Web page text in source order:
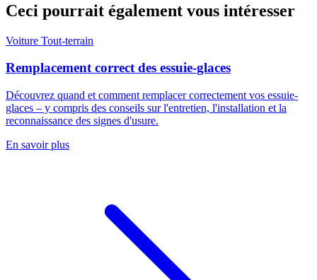
Ceci pourrait également vous intéresser
Voiture Tout-terrain
Remplacement correct des essuie-glaces
Découvrez quand et comment remplacer correctement vos essuie-
glaces – y compris des conseils sur l'entretien, l'installation et la
reconnaissance des signes d'usure.
En savoir plus